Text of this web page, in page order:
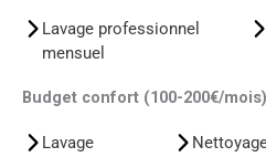
Lavage professionnel
mensuel
Budget confort (100-200€/
Lavage